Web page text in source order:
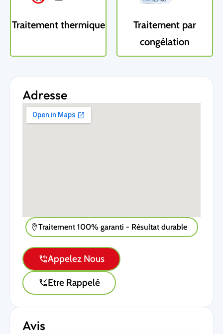
Traitement thermique
Traitement par
congélation
Adresse
Traitement 100% garanti - Résultat durable
Appelez Nous
Etre Rappelé
Avis